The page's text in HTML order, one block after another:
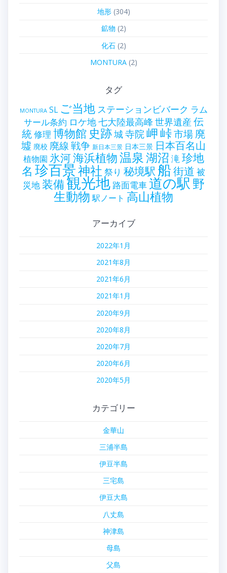
地形(304)
鉱物 (2)
化石(2)
MONTURA(2)
タグ
MONTURA SL ご当地 ステーションビバーク ラム
サール条約 ロケ地七大陸最高峰 世界遺産 伝
統修理 博物館 史跡城寺院岬峠市場 廃
墟 廃校 廃線戦争 新日本三景 日本三景 日本百名山
植物園 氷河海浜植物温泉湖沼 滝珍地
名 珍百景神社 祭り 秘境駅 船街道 被
災地装備観光地 路面電車道の駅 野
生動物 駅ノート 高山植物
アーカイブ
2022年1月
2021年8月
2021年6月
2021年1月
2020年9月
2020年8月
2020年7月
2020年6月
2020年5月
カテゴリー
金華山
三浦半島
伊豆半島
三宅島
伊豆大島
八丈島
神津島
母島
父島